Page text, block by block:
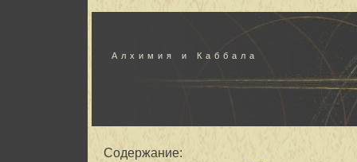
Алхимия и Каббала
Содержание: